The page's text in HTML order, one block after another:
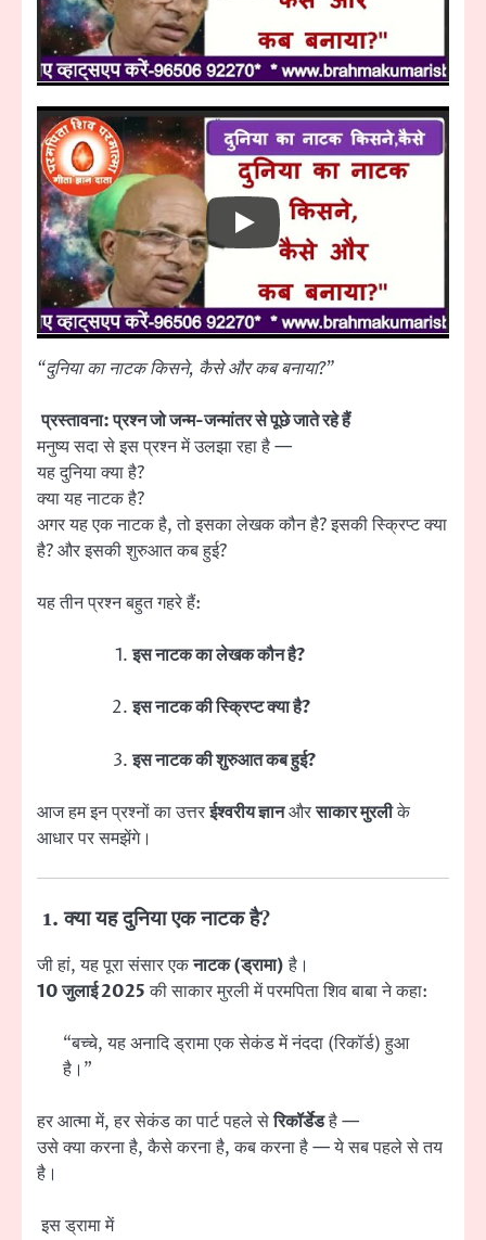
“दुनिया का नाटक किसने, कैसे और कब बनाया?”
प्रस्तावना: प्रश्न जो जन्म-जन्मांतर से पूछे जाते रहे हैं
मनुष्य सदा से इस प्रश्न में उलझा रहा है —
यह दुनिया क्या है?
क्या यह नाटक है?
अगर यह एक नाटक है, तो इसका लेखक कौन है? इसकी स्क्रिप्ट क्या
है? और इसकी शुरुआत कब हुई?
यह तीन प्रश्न बहुत गहरे हैं:
इस नाटक का लेखक कौन है?
इस नाटक की स्क्रिप्ट क्या है?
इस नाटक की शुरुआत कब हुई?
आज हम इन प्रश्नों का उत्तरईश्वरीय ज्ञानऔरसाकार मुरलीके
आधार पर समझेंगे।
1. क्या यह दुनिया एक नाटक है?
जी हां, यह पूरा संसार एकनाटक (ड्रामा)है।
10 जुलाई 2025की साकार मुरली में परमपिता शिव बाबा ने कहा:
“बच्चे, यह अनादि ड्रामा एक सेकंड में नंददा (रिकॉर्ड) हुआ
है।”
हर आत्मा में, हर सेकंड का पार्ट पहले सेरिकॉर्डेडहै —
उसे क्या करना है, कैसे करना है, कब करना है — ये सब पहले से तय
है।
इस ड्रामा में